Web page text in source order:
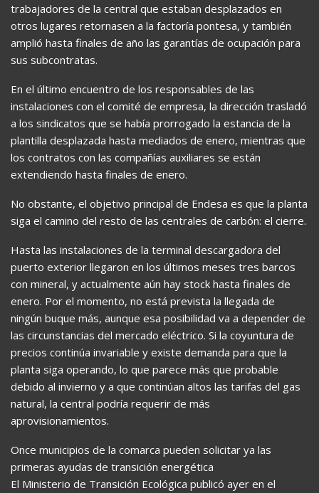
trabajadores de la central que estaban desplazados en
otros lugares retornasen a la factoría pontesa, y también
amplió hasta finales de año las garantías de ocupación para
sus subcontratas.
En el último encuentro de los responsables de las
instalaciones con el comité de empresa, la dirección trasladó
a los sindicatos que se había prorrogado la estancia de la
plantilla desplazada hasta mediados de enero, mientras que
los contratos con las compañías auxiliares se están
extendiendo hasta finales de enero.
No obstante, el objetivo principal de Endesa es que la planta
siga el camino del resto de las centrales de carbón: el cierre.
Hasta las instalaciones de la terminal descargadora del
puerto exterior llegaron en los últimos meses tres barcos
con mineral, y actualmente aún hay stock hasta finales de
enero. Por el momento, no está prevista la llegada de
ningún buque más, aunque esa posibilidad va a depender de
las circunstancias del mercado eléctrico. Si la coyuntura de
precios continúa invariable y existe demanda para que la
planta siga operando, lo que parece más que probable
debido al invierno y a que continúan altos las tarifas del gas
natural, la central podría requerir de más
aprovisionamientos.
Once municipios de la comarca pueden solicitar ya las
primeras ayudas de transición energética
El Ministerio de Transición Ecológica publicó ayer en el